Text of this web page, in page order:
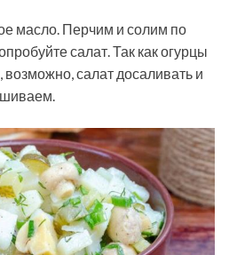
масло. Перчим и солим по
салат. Так как огурцы
салат досаливать и